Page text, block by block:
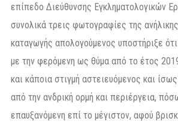
επίπεδο Διεύθυνσης Εγκληματολογικών
συνολικά τρεις φωτογραφίες της
καταγωγής απολογούμενος υποστήριξε
με την φερόμενη ως θύμα από το έτος
και κάποια στιγμή αστειευόμενος και
από την ανδρική ορμή και περιέργεια,
επαυξανόμενη επί το μέγιστον, αφού